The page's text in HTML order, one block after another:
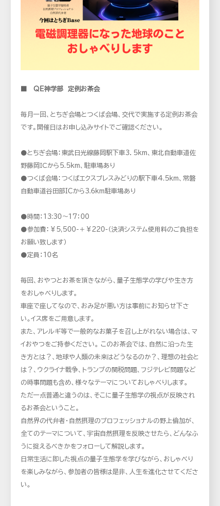
■ QE神学部 定例お茶会
毎月一回、とちぎ会場とつくば会場、交代で実施する定例お茶会
です。開催日はお申し込みサイトでご確認ください。
⚫とちぎ会場：東武日光線藤岡駅下車3．5km、東北自動車道佐
野藤岡ＩＣから5.5km、駐車場あり
⚫つくば会場：つくばエクスプレスみどりの駅下車4.5km、常磐
自動車道谷田部ICから3.6km駐車場あり
⚫時間：13:30～17：00
⚫参加費：￥5,500-＋￥220-（決済システム使用料のご負担を
お願い致します）
⚫定員：10名
毎回、おやつとお茶を頂きながら、量子生態学の学びや生き方
をおしゃべりします。
車座で座してなので、おみ足が悪い方は事前にお知らせ下さ
い。イス席をご用意します。
また、アレルギ等で一般的なお菓子を召し上がれない場合は、マ
イおやつをご持参ください。 このお茶会では、自然に沿った生
き方とは？、地球や人類の未来はどうなるのか？、理想の社会と
は？、ウクライナ戦争、トランプの関税問題、フジテレビ問題など
の時事問題も含め、様々なテーマについておしゃべりします。
ただ一点普通と違うのは、そこに量子生態学の視点が反映され
るお茶会ということ。
自然界の代弁者・自然摂理のプロフェッショナルの野上倫加が、
全てのテーマについて、宇宙自然摂理を反映させたら、どんなふ
うに捉えるべきかをフォローして解説します。
日常生活に即した視点の量子生態学を学びながら、おしゃべり
を楽しみながら、参加者の皆様は是非、人生を進化させてくださ
い。